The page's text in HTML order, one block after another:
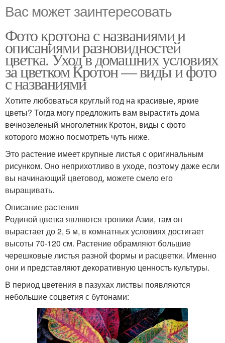
Вас может заинтересовать
Фото кротона с названиями и
описаниями разновидностей
цветка. Уход в домашних условиях
за цветком Кротон — виды и фото
с названиями
Хотите любоваться круглый год на красивые, яркие
цветы? Тогда могу предложить вам вырастить дома
вечнозеленый многолетник Кротон, виды с фото
которого можно посмотреть чуть ниже.
Это растение имеет крупные листья с оригинальным
рисунком. Оно неприхотливо в уходе, поэтому даже если
вы начинающий цветовод, можете смело его
выращивать.
Описание растения
Родиной цветка являются тропики Азии, там он
вырастает до 2, 5 м, в комнатных условиях достигает
высоты 70-120 см. Растение обрамляют большие
черешковые листья разной формы и расцветки. Именно
они и представляют декоративную ценность культуры.
В период цветения в пазухах листвы появляются
небольшие соцветия с бутонами: